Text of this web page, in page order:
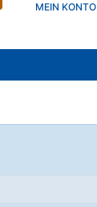
MEIN KONTO